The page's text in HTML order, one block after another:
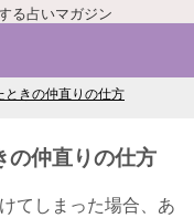
る占いマガジン
きの仲直りの仕方
の仲直りの仕方
てしまった場合、あ